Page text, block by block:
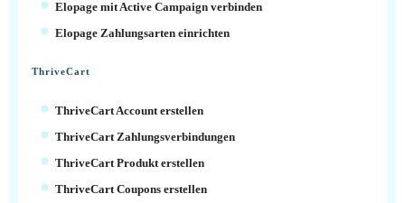
Elopage mit Active Campaign verbinden
Elopage Zahlungsarten einrichten
ThriveCart
ThriveCart Account erstellen
ThriveCart Zahlungsverbindungen
ThriveCart Produkt erstellen
ThriveCart Coupons erstellen